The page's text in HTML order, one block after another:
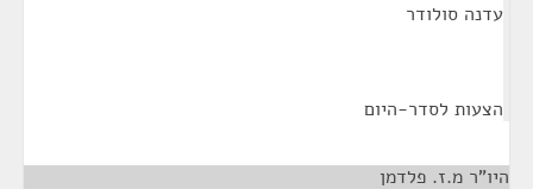
עדנה סולודר
הצעות לסדר-היום
היו"ר מ.ז. פלדמן